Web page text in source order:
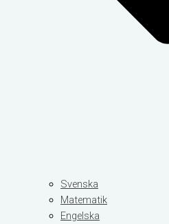
Svenska
Matematik
Engelska